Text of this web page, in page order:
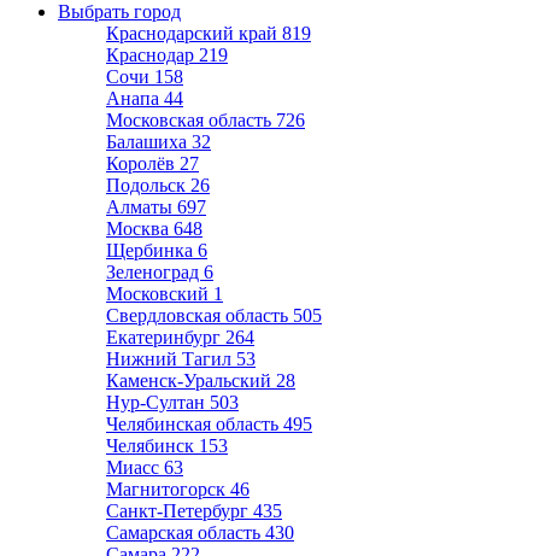
Выбрать город
Краснодарский край 819
Краснодар 219
Сочи 158
Анапа 44
Московская область 726
Балашиха 32
Королёв 27
Подольск 26
Алматы 697
Москва 648
Щербинка 6
Зеленоград 6
Московский 1
Свердловская область 505
Екатеринбург 264
Нижний Тагил 53
Каменск-Уральский 28
Нур-Султан 503
Челябинская область 495
Челябинск 153
Миасс 63
Магнитогорск 46
Санкт-Петербург 435
Самарская область 430